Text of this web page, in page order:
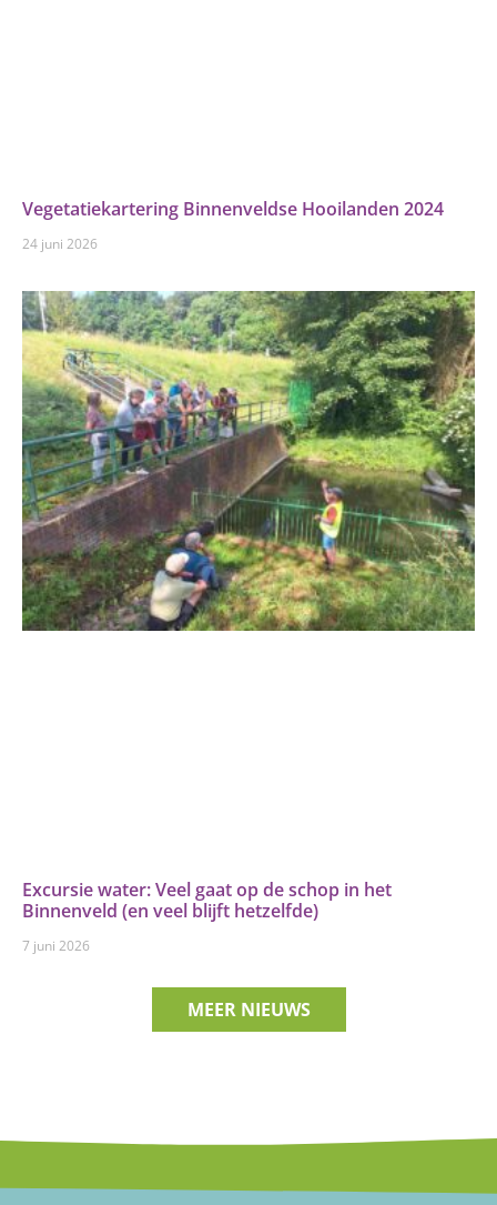
Vegetatiekartering Binnenveldse Hooilanden 2024
24 juni 2026
Excursie water: Veel gaat op de schop in het
Binnenveld (en veel blijft hetzelfde)
7 juni 2026
MEER NIEUWS